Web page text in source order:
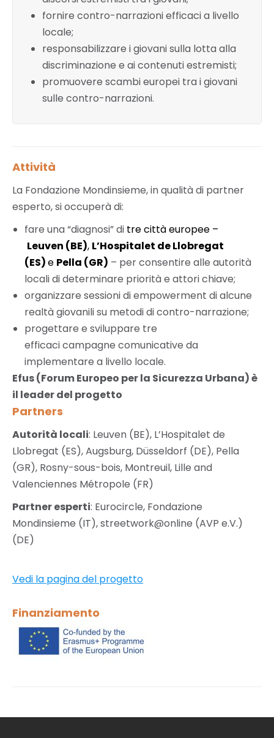
fornire contro-narrazioni efficaci a livello
locale;
responsabilizzare i giovani sulla lotta alla
discriminazione e ai contenuti estremisti;
promuovere scambi europei tra i giovani
sulle contro-narrazioni.
Attività
La Fondazione Mondinsieme, in qualità di partner
esperto, si occuperà di:
fare una “diagnosi” di tre città europee –
Leuven (BE), L’Hospitalet de Llobregat
(ES)e Pella (GR) – per consentire alle autorità
locali di determinare priorità e attori chiave;
organizzare sessioni di empowerment di alcune
realtà giovanili su metodi di contro-narrazione;
progettare e sviluppare tre
efficaci campagne comunicative da
implementare a livello locale.
Efus (Forum Europeo per la Sicurezza Urbana) è
il leader del progetto
Partners
Autorità locali: Leuven (BE), L’Hospitalet de
Llobregat (ES), Augsburg, Düsseldorf (DE), Pella
(GR), Rosny-sous-bois, Montreuil, Lille and
Valenciennes Métropole (FR)
Partner esperti: Eurocircle, Fondazione
Mondinsieme (IT), streetwork@online (AVP e.V.)
(DE)
Vedi la pagina del progetto
Finanziamento